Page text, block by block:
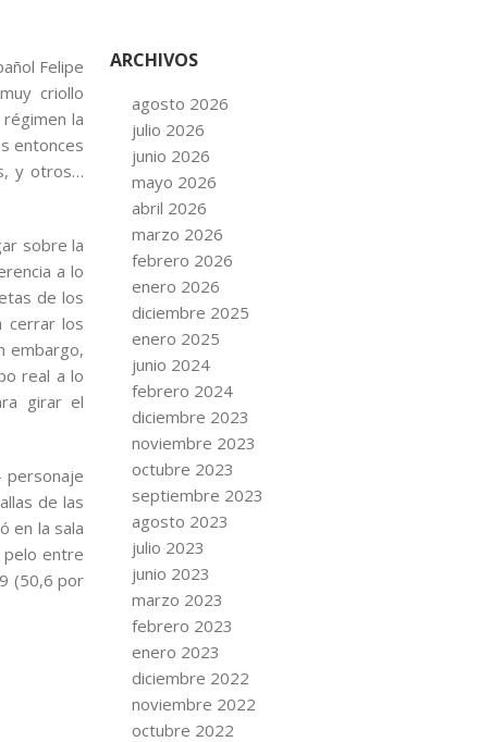
Felipe
criollo
la
entonces
y otros…
sobre la
a lo
de los
cerrar los
embargo,
real a lo
girar el
personaje
de las
en la sala
pelo entre
(50,6 por
ARCHIVOS
agosto 2026
julio 2026
junio 2026
mayo 2026
abril 2026
marzo 2026
febrero 2026
enero 2026
diciembre 2025
enero 2025
junio 2024
febrero 2024
diciembre 2023
noviembre 2023
octubre 2023
septiembre 2023
agosto 2023
julio 2023
junio 2023
marzo 2023
febrero 2023
enero 2023
diciembre 2022
noviembre 2022
octubre 2022